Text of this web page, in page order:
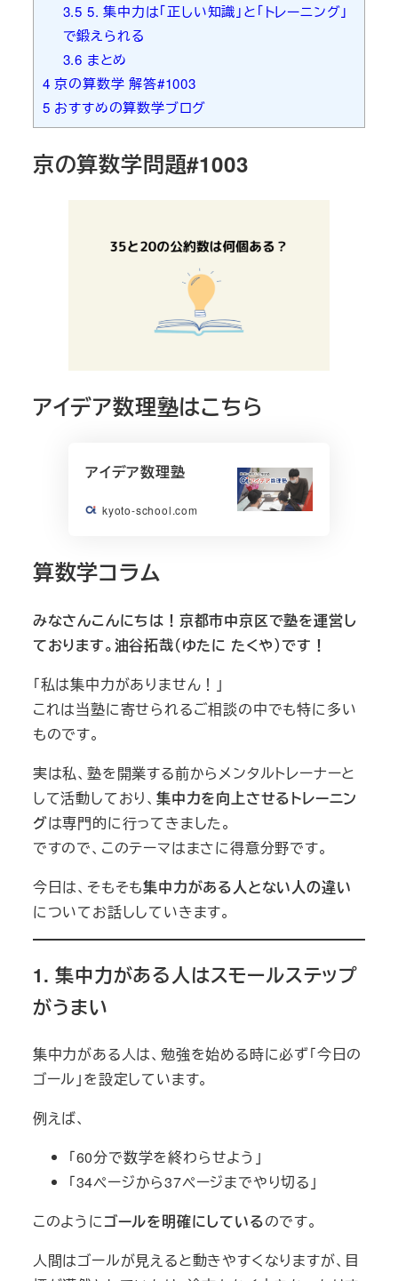
3.5 5. 集中力は「正しい知識」と「トレーニング」
で鍛えられる
3.6 まとめ
4 京の算数学 解答#1003
5 おすすめの算数学ブログ
京の算数学問題#1003
アイデア数理塾はこちら
アイデア数理塾
kyoto-school.com
算数学コラム
みなさんこんにちは！京都市中京区で塾を運営し
ております。油谷拓哉（ゆたに たくや）です！
「私は集中力がありません！」
これは当塾に寄せられるご相談の中でも特に多い
ものです。
実は私、塾を開業する前からメンタルトレーナーと
して活動しており、 集中力を向上させるトレーニン
グは専門的に行ってきました。
ですので、このテーマはまさに得意分野です。
今日は、そもそも集中力がある人とない人の違い
についてお話ししていきます。
1.集中力がある人はスモールステップ
がうまい
集中力がある人は、勉強を始める時に必ず「今日の
ゴール」を設定しています。
例えば、
「60分で数学を終わらせよう」
「34ページから37ページまでやり切る」
このようにゴールを明確にしているのです。
人間はゴールが見えると動きやすくなりますが、目